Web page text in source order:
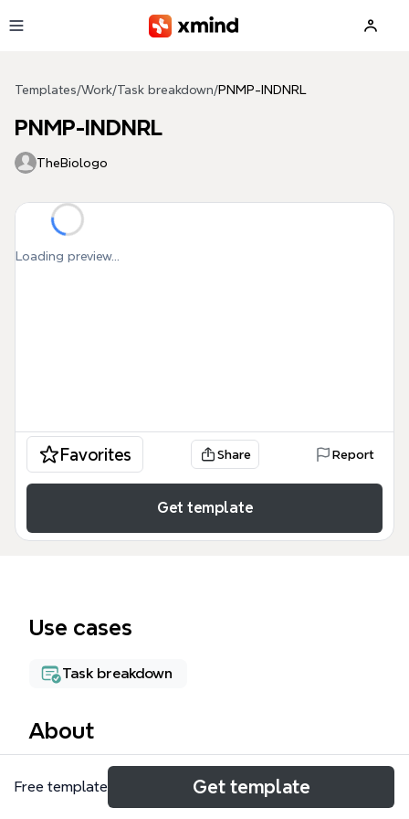
Templates/Work/Task breakdown/PNMP-INDNRL
PNMP-INDNRL
TheBiologo
Loading preview...
Favorites Share Report
Get template
Use cases
Task breakdown
About
El PNMP-INDNRL (Plan Nacional de Monitoreo y
Protección de la Pesca Ilegal, No Declarada y No
Free template Get template